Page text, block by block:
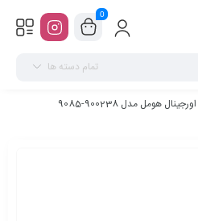
0
تمام دسته ها
هومل مدل 900238-9085